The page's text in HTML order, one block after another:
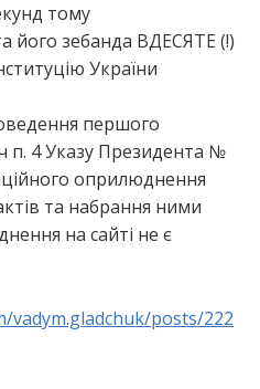
тому
його зебанда ВДЕСЯТЕ (!)
України
першого
п. 4 Указу Президента №
оприлюднення
та набрання ними
на сайті не є
vadym.gladchuk/posts/222